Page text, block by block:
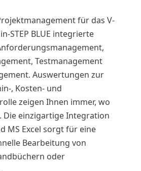
für das V-
STEP BLUE integrierte
Testmanagement
Auswertungen zur
, Kosten- und
zeigen Ihnen immer, wo
Die einzigartige Integration
MS Excel sorgt für eine
Bearbeitung von
oder